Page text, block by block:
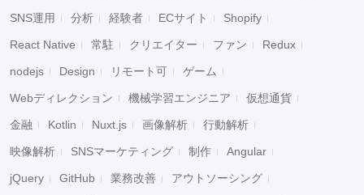
SNS運用 分析 経験者 ECサイト Shopify
React Native 常駐 クリエイター ファン Redux
nodejs Design リモート可 ゲーム
Webディレクション 機械学習エンジニア 仮想通貨
金融 Kotlin Nuxt.js 画像解析 行動解析
映像解析 SNSマーケティング 制作 Angular
jQuery GitHub 業務改善 アウトソーシング